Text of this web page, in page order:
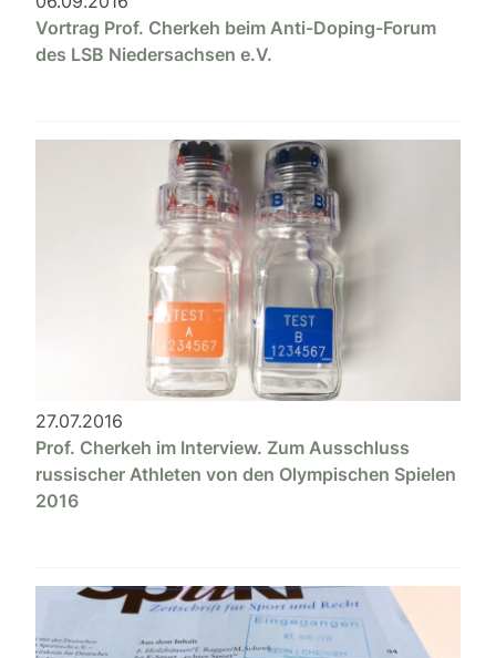
Vortrag Prof. Cherkeh beim Anti-Doping-Forum
des LSB Niedersachsen e.V.
27.07.2016
Prof. Cherkeh im Interview. Zum Ausschluss
russischer Athleten von den Olympischen Spielen
2016